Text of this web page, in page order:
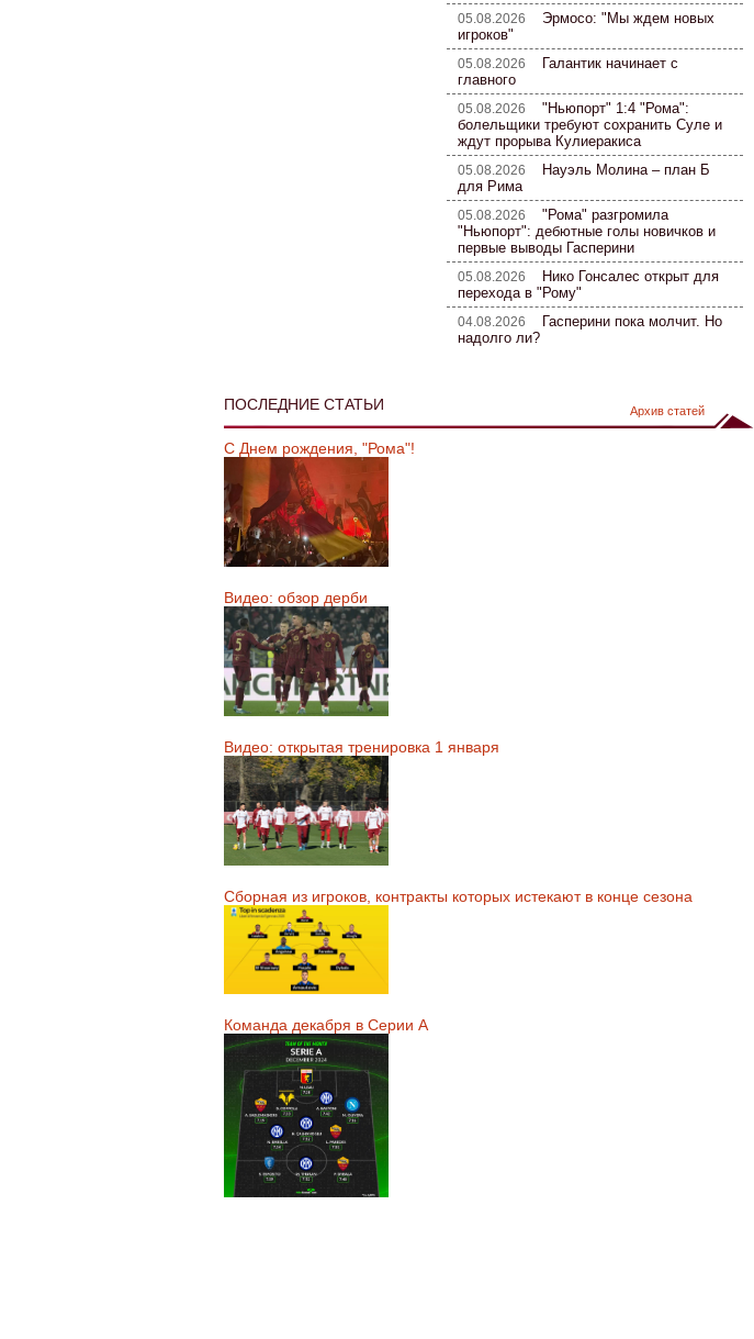
05.08.2026 Эрмосо: "Мы ждем новых
игроков"
05.08.2026
Галантик начинает с
главного
05.08.2026 "Ньюпорт" 1:4 "Рома":
болельщики требуют сохранить Суле и
ждут прорыва Кулиеракиса
05.08.2026
Науэль Молина – план Б
для Рима
05.08.2026 "Рома" разгромила
"Ньюпорт": дебютные голы новичков и
первые выводы Гасперини
05.08.2026
Нико Гонсалес открыт для
перехода в "Рому"
04.08.2026
Гасперини пока молчит. Но
надолго ли?
ПОСЛЕДНИЕ СТАТЬИ Архив статей
С Днем рождения, "Рома"!
Видео: обзор дерби
Видео: открытая тренировка 1 января
Сборная из игроков, контракты которых истекают в конце сезона
Команда декабря в Серии А